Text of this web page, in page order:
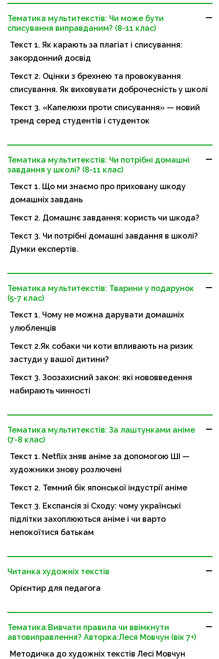
Тематика мультитекстів: Чи може бути
списування виправданим? (8-11 клас)
Текст 1. Як карають за плагіат і списування:
закордонний досвід
Текст 2. Оцінки з брехнею та провокування
списування. Як виховувати доброчесність у школі
Текст 3. «Капелюхи проти списування» — новий
тренд серед студентів і студенток
Тематика мультитекстів: Чи потрібні домашні
завдання у школі? (8-11 клас)
Текст 1. Що ми знаємо про приховану шкоду
домашніх завдань
Текст 2. Домашнє завдання: користь чи шкода?
Текст 3. Чи потрібні домашні завдання в школі?
Думки експертів.
Тематика мультитекстів: Тварини у подарунок
(5-7 клас)
Текст 1. Чому не можна дарувати домашніх
улюбленців
Текст 2.Як собаки чи коти впливають на ризик
застуди у вашої дитини?
Текст 3. Зоозахисний закон: які нововведення
набирають чинності
Тематика мультитекстів: За лаштунками аніме
(7-8 клас)
Текст 1. Netflix зняв аніме за допомогою ШІ —
художники знову розлючені
Текст 2. Темний бік японської індустрії аніме
Текст 3. Експансія зі Сходу: чому українські
підлітки захоплюються аніме і чи варто
непокоїтися батькам
Читанка художніх текстів
Орієнтир для педагога
Тематика:Вивчати правила чи ввімкнути
автовиправлення? Авторка:Леся Мовчун (вік 7+)
Методичка до художніх текстів Лесі Мовчун